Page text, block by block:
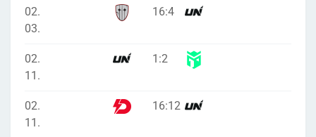
02.
03.
16:4
02.
11.
1 :2
02.
11.
16:12